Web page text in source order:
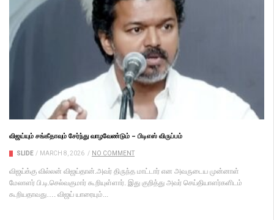
விஜய்யும் சங்கீதாவும் சேர்ந்து வாழவேண்டும் – பிடிஎஸ் விருப்பம்
SLIDE / MARCH 8, 2026 / NO COMMENT
விஜய்க்கு வில்லன் விஜய்தான்.அவர் திருந்த மாட்டார் என அவருடைய முன்னாள்
மேலாளர் பி.டி.செல்வகுமார் கூறியுள்ளார். இது குறித்து அவர் செய்தியாளர்களிடம்
கூறியதாவது…. விஜய் யாரையும்...